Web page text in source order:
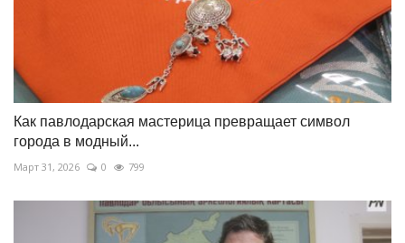
Как павлодарская мастерица превращает символ
города в модный...
Март 31, 2026 0 799